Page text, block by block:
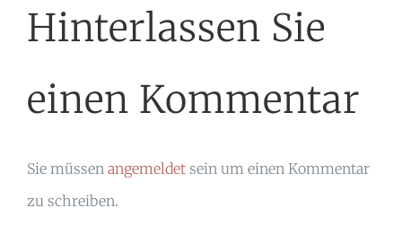
Hinterlassen Sie
einen Kommentar
Sie müssen angemeldet sein um einen Kommentar
zu schreiben.